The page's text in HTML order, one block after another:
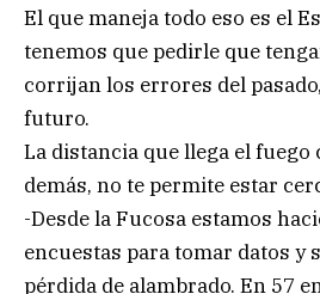
El que maneja todo eso es el
tenemos que pedirle que
corrijan los errores del
futuro.
La distancia que llega el fuego
demás, no te permite estar
-Desde la Fucosa estamos
encuestas para tomar datos y
pérdida de alambrado. En 57